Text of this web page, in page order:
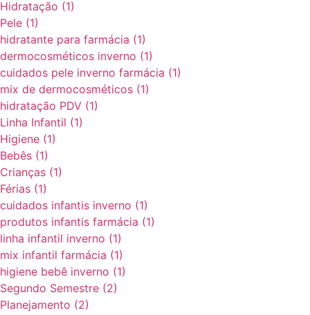
Hidratação (1)
Pele (1)
hidratante para farmácia (1)
dermocosméticos inverno (1)
cuidados pele inverno farmácia (1)
mix de dermocosméticos (1)
hidratação PDV (1)
Linha Infantil (1)
Higiene (1)
Bebês (1)
Crianças (1)
Férias (1)
cuidados infantis inverno (1)
produtos infantis farmácia (1)
linha infantil inverno (1)
mix infantil farmácia (1)
higiene bebê inverno (1)
Segundo Semestre (2)
Planejamento (2)